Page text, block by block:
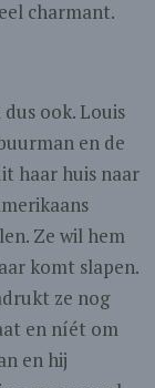
charmant.
ook. Louis
en de
haar huis naar
Ze wil hem
komt slapen.
ze nog
en níét om
en hij